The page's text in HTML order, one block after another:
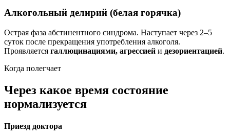
Алкогольный делирий (белая горячка)
Острая фаза абстинентного синдрома. Наступает через 2–5
суток после прекращения употребления алкоголя.
Проявляется галлюцинациями, агрессией и дезориентацией.
Когда полегчает
Через какое время состояние
нормализуется
Приезд доктора